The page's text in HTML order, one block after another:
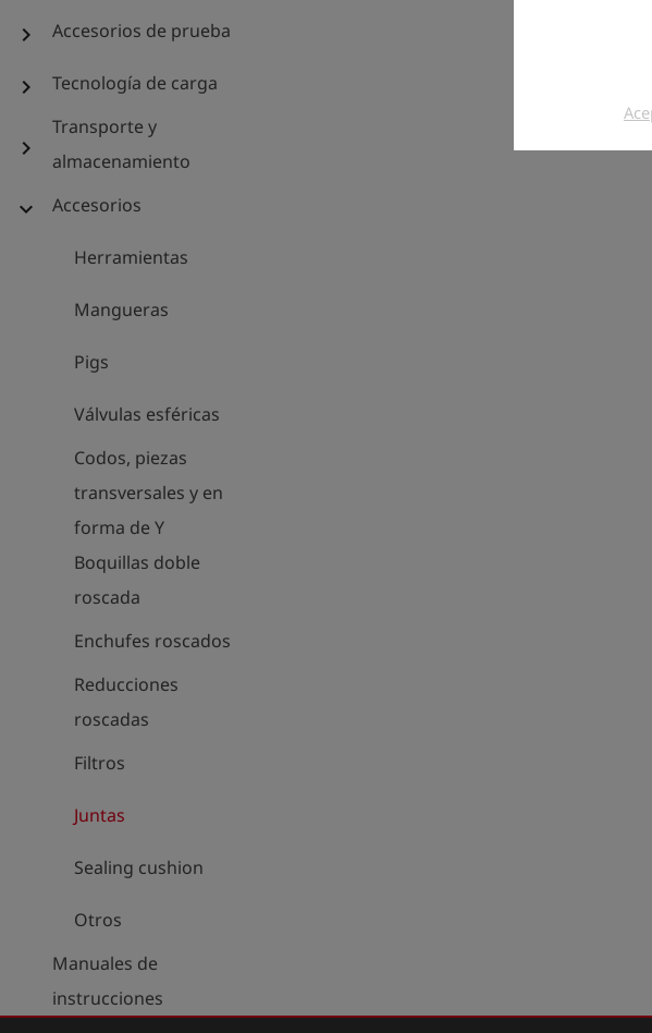
chevron_right Accesorios de prueba
chevron_right Tecnología de carga
chevron_right
Transporte y
almacenamiento
expand_more Accesorios
Herramientas
Mangueras
Pigs
Válvulas esféricas
Codos, piezas
transversales y en
forma de Y
Boquillas doble
roscada
Enchufes roscados
Reducciones
roscadas
Filtros
Juntas
Sealing cushion
Otros
Manuales de
instrucciones